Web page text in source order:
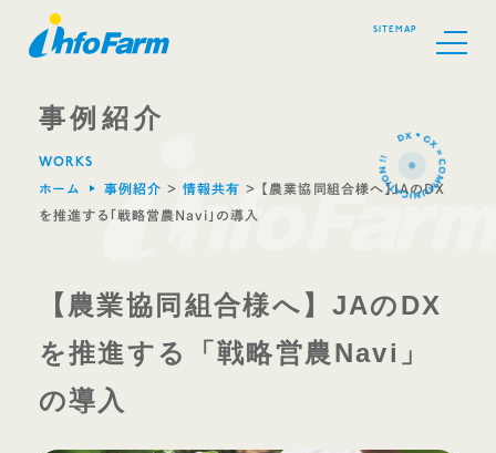
SITEMAP
COMPANY 会社概要
BUSINESS 事業内容
NT
事例紹介
WORKS
ホーム
事例紹介 ＞情報共有 ＞
【農業協同組合様へ】JAのDX
を推進する「戦略営農Navi」の導入
【農業協同組合様へ】JAのDX
を推進する「戦略営農Navi」
の導入